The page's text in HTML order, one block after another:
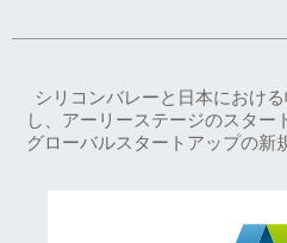
シリコンバレーと日本におけ
し、アーリーステージのスター
グローバルスタートアップの新